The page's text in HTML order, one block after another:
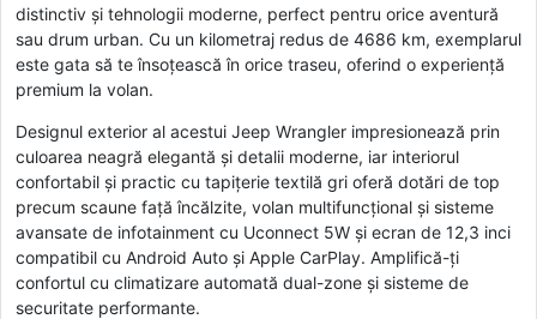
distinctiv și tehnologii moderne, perfect pentru orice aventură
sau drum urban. Cu un kilometraj redus de 4686 km, exemplarul
este gata să te însoțească în orice traseu, oferind o experiență
premium la volan.
Designul exterior al acestui Jeep Wrangler impresionează prin
culoarea neagră elegantă și detalii moderne, iar interiorul
confortabil și practic cu tapițerie textilă gri oferă dotări de top
precum scaune față încălzite, volan multifuncțional și sisteme
avansate de infotainment cu Uconnect 5W și ecran de 12,3 inci
compatibil cu Android Auto și Apple CarPlay. Amplifică-ți
confortul cu climatizare automată dual-zone și sisteme de
securitate performante.